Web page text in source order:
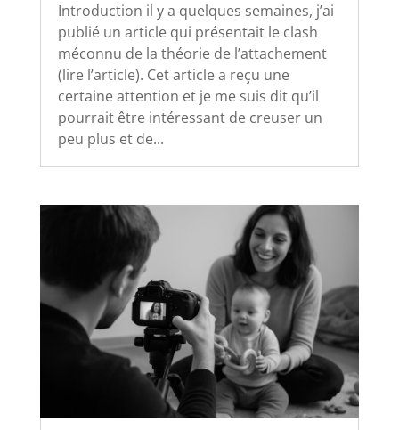
Introduction il y a quelques semaines, j’ai
publié un article qui présentait le clash
méconnu de la théorie de l’attachement
(lire l’article). Cet article a reçu une
certaine attention et je me suis dit qu’il
pourrait être intéressant de creuser un
peu plus et de...